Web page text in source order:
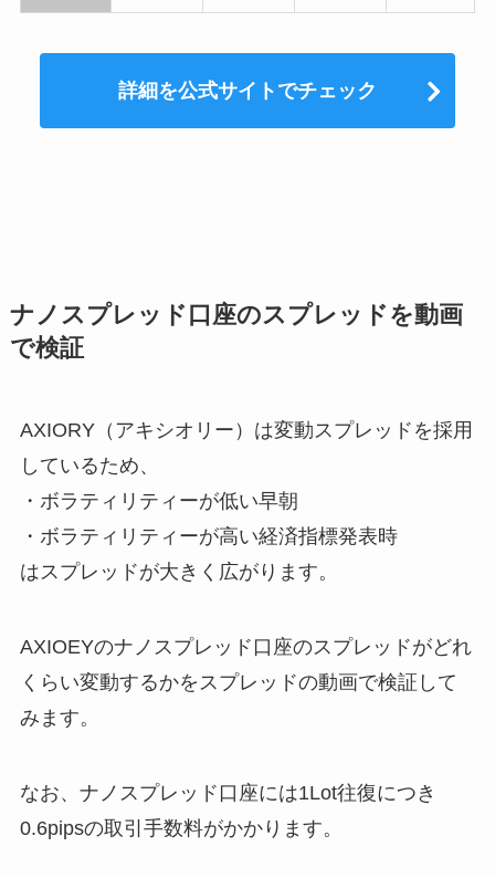
詳細を公式サイトでチェック
ナノスプレッド口座のスプレッドを動画
で検証
AXIORY（アキシオリー）は変動スプレッドを採用
しているため、
・ボラティリティーが低い早朝
・ボラティリティーが高い経済指標発表時
はスプレッドが大きく広がります。
AXIOEYのナノスプレッド口座のスプレッドがどれ
くらい変動するかをスプレッドの動画で検証して
みます。
なお、 ナノスプレッド口座には1Lot往復につき
0.6pipsの取引手数料がかかります。